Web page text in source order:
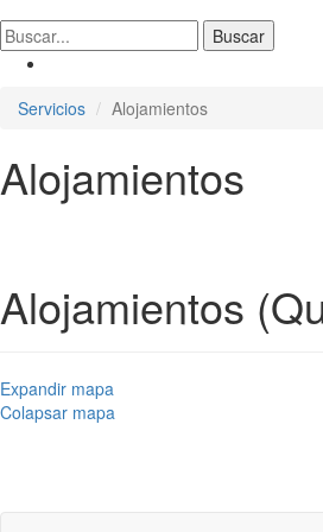
Servicios Alojamientos
Alojamientos
Alojamientos
Expandir mapa
Colapsar mapa